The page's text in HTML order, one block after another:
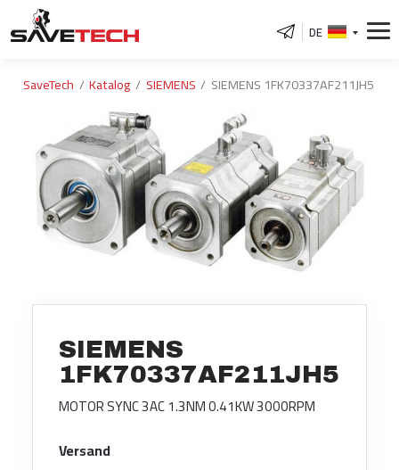
DE
SaveTech Katalog SIEMENS SIEMENS 1FK70337AF211JH5
SIEMENS
1FK70337AF211JH5
MOTOR SYNC 3AC 1.3NM 0.41KW 3000RPM
Versand